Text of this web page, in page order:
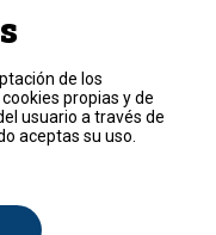
92 92
de los
cookies propias y de
usuario a través de
aceptas su uso.